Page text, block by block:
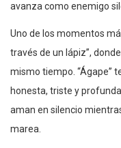
avanza como enemigo
Uno de los momentos
través de un lápiz”,
mismo tiempo. “Ágape”
honesta, triste y
aman en silencio
marea.